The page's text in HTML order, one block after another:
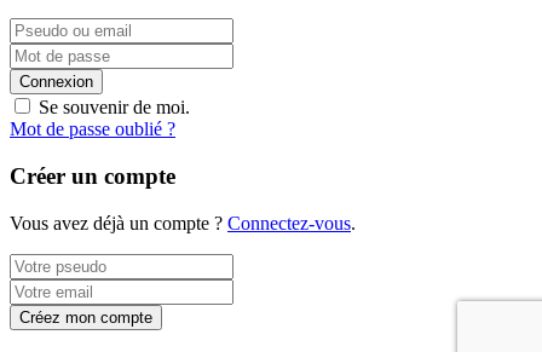
Connexion
Se souvenir de moi.
Mot de passe oublié ?
Créer un compte
Vous avez déjà un compte ? Connectez-vous.
Créez mon compte